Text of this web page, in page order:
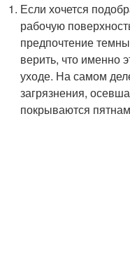
Если хочется
рабочую
предпочтение
верить, что именно
уходе. На самом
загрязнения,
покрываются